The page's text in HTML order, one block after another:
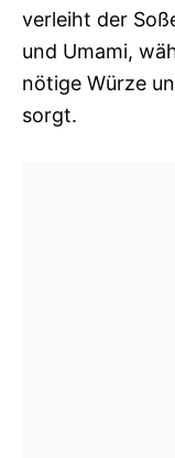
verleiht der
und Umami,
nötige Würze
sorgt.